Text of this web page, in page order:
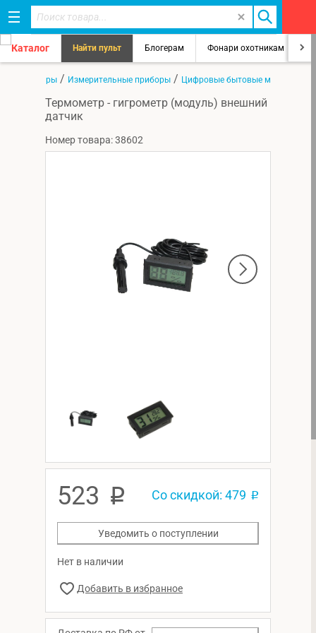
Каталог Найти пульт Блогерам Фонари охотникам
Все товары / Измерительные приборы / Цифровые бытовые
Термометр - гигрометр (модуль) внешний
датчик
Номер товара: 38602
523 p Со скидкой: 479 p
Уведомить о поступлении
Нет в наличии